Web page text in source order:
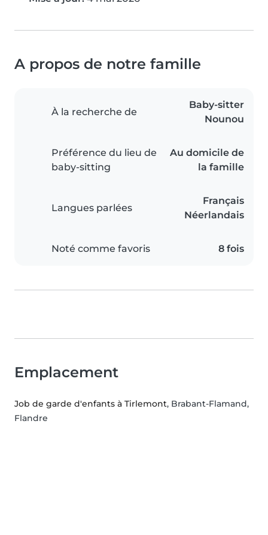
A propos de notre famille
À la recherche de
Baby-sitter
Nounou
Préférence du lieu de
baby-sitting
Au domicile de
la famille
Langues parlées
Français
Néerlandais
Noté comme favoris 8 fois
Emplacement
Job de garde d'enfants à Tirlemont, Brabant-Flamand,
Flandre